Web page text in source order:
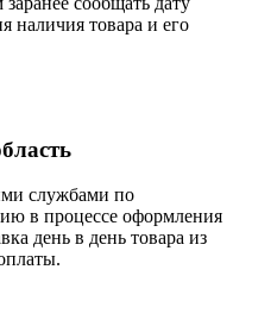
наличия товара и его
службами по
в процессе оформления
день в день товара из